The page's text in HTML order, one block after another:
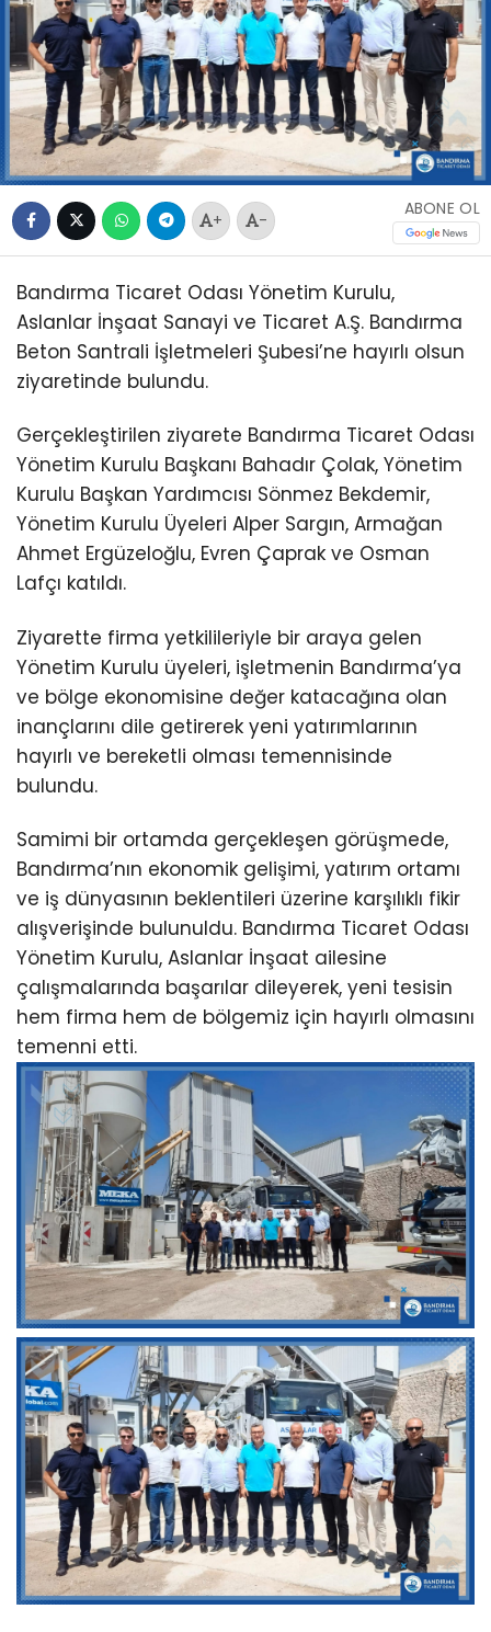
+ -
ABONE OL
Bandırma Ticaret Odası Yönetim Kurulu,
Aslanlar İnşaat Sanayi ve Ticaret A.Ş. Bandırma
Beton Santrali İşletmeleri Şubesi’ne hayırlı olsun
ziyaretinde bulundu.
Gerçekleştirilen ziyarete Bandırma Ticaret Odası
Yönetim Kurulu Başkanı Bahadır Çolak, Yönetim
Kurulu Başkan Yardımcısı Sönmez Bekdemir,
Yönetim Kurulu Üyeleri Alper Sargın, Armağan
Ahmet Ergüzeloğlu, Evren Çaprak ve Osman
Lafçı katıldı.
Ziyarette firma yetkilileriyle bir araya gelen
Yönetim Kurulu üyeleri, işletmenin Bandırma’ya
ve bölge ekonomisine değer katacağına olan
inançlarını dile getirerek yeni yatırımlarının
hayırlı ve bereketli olması temennisinde
bulundu.
Samimi bir ortamda gerçekleşen görüşmede,
Bandırma’nın ekonomik gelişimi, yatırım ortamı
ve iş dünyasının beklentileri üzerine karşılıklı fikir
alışverişinde bulunuldu. Bandırma Ticaret Odası
Yönetim Kurulu, Aslanlar İnşaat ailesine
çalışmalarında başarılar dileyerek, yeni tesisin
hem firma hem de bölgemiz için hayırlı olmasını
temenni etti.